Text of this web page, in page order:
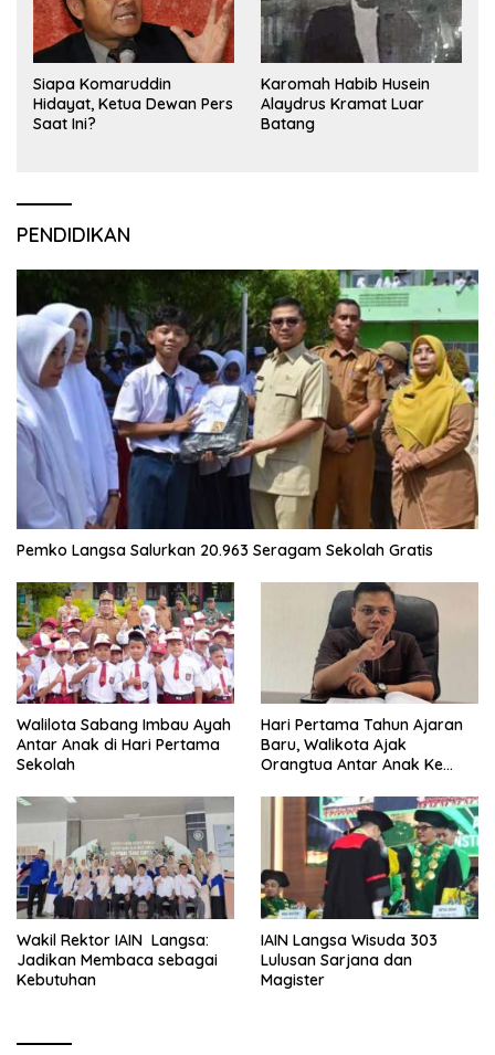
Siapa Komaruddin
Hidayat, Ketua Dewan Pers
Saat Ini?
Karomah Habib Husein
Alaydrus Kramat Luar
Batang
PENDIDIKAN
Pemko Langsa Salurkan 20.963 Seragam Sekolah Gratis
Walilota Sabang Imbau Ayah
Antar Anak di Hari Pertama
Sekolah
Hari Pertama Tahun Ajaran
Baru, Walikota Ajak
Orangtua Antar Anak Ke
Wakil Rektor IAIN Langsa:
Jadikan Membaca sebagai
Kebutuhan
IAIN Langsa Wisuda 303
Lulusan Sarjana dan
Magister